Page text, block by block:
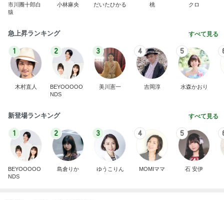
市川團十郎白
猿
小林麻央 だいたひかる 桃 クロ
急上昇ランキング すべて見る
1
木村直人
2
BEYOOOOO
NDS
3
美川憲一
4
吉岡淳
5
水森かおり
新登場ランキング すべて見る
1
BEYOOOOO
NDS
2
島倉りか
3
ゆうこりん
4
MOMIママ
5
石 安伊